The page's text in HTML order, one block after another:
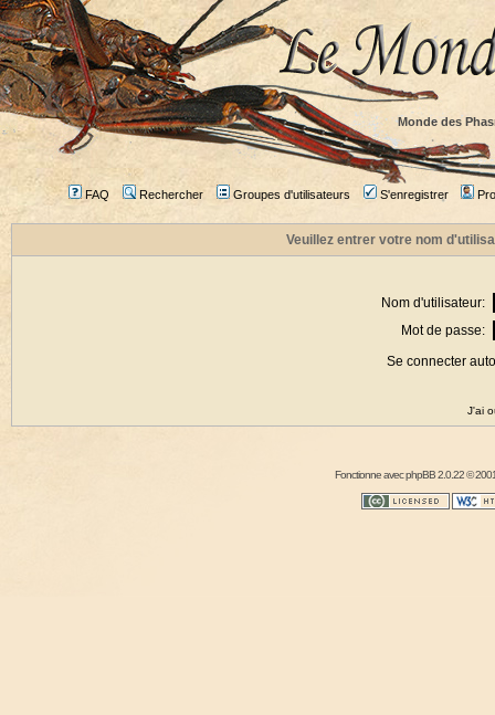
Monde des
FAQ Rechercher Groupes d'utilisateurs S'enregistrer
Veuillez entrer votre nom
Nom d'utilisateur:
Mot de passe:
Se connecter
J'ai
Fonctionne avecphpBB2.0.22 ©